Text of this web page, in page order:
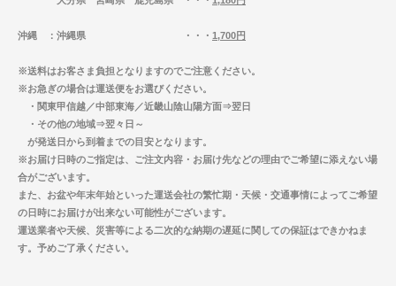
沖縄 ：沖縄県 ・・・ 1,700円
※送料はお客さま負担となりますのでご注意ください。
※お急ぎの場合は運送便をお選びください。
・関東甲信越／中部東海／近畿山陰山陽方面⇒翌日
・その他の地域⇒翌々日～
が発送日から到着までの目安となります。
※お届け日時のご指定は、ご注文内容・お届け先などの理由でご希望に添えない場
合がございます。
また、お盆や年末年始といった運送会社の繁忙期・天候・交通事情によってご希望
の日時にお届けが出来ない可能性がございます。
運送業者や天候、災害等による二次的な納期の遅延に関しての保証はできかねま
す。予めご了承ください。